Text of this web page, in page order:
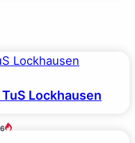
Lockhausen